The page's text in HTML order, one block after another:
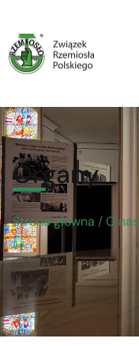
Organy
Strona główna /O nas